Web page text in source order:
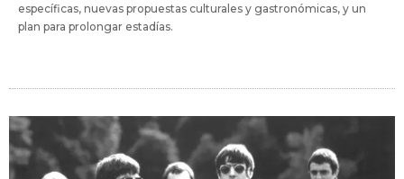
específicas, nuevas propuestas culturales y gastronómicas, y un
plan para prolongar estadías.